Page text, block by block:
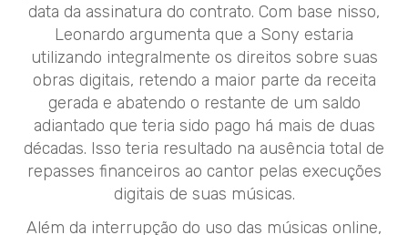
data da assinatura do contrato. Com base nisso,
Leonardo argumenta que a Sony estaria
utilizando integralmente os direitos sobre suas
obras digitais, retendo a maior parte da receita
gerada e abatendo o restante de um saldo
adiantado que teria sido pago há mais de duas
décadas. Isso teria resultado na ausência total de
repasses financeiros ao cantor pelas execuções
digitais de suas músicas.
Além da interrupção do uso das músicas online,